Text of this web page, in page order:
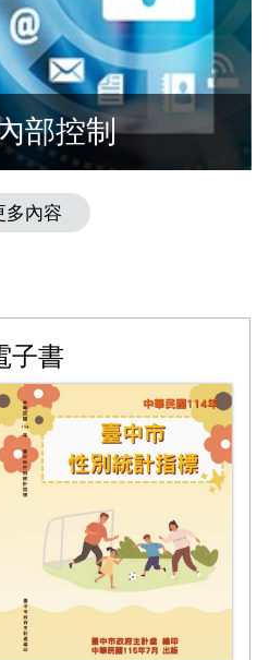
部控制
多內容
子書